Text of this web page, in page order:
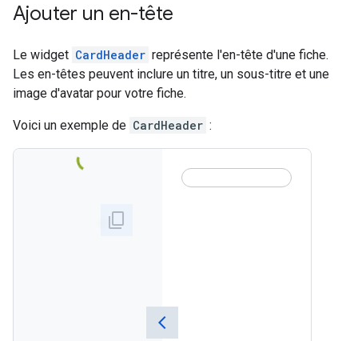
Ajouter un en-tête
Le widget CardHeader représente l'en-tête d'une fiche.
Les en-têtes peuvent inclure un titre, un sous-titre et une
image d'avatar pour votre fiche.
Voici un exemple de CardHeader :